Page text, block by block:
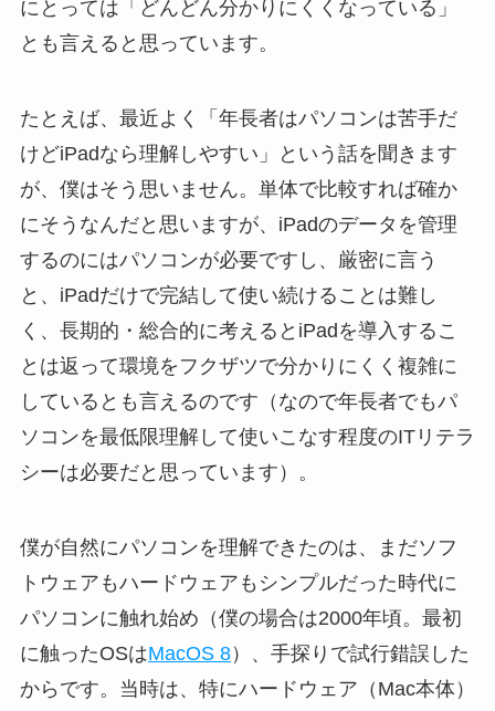
にとっては「どんどん分かりにくくなっている」
とも言えると思っています。
たとえば、最近よく「年長者はパソコンは苦手だ
けどiPadなら理解しやすい」という話を聞きます
が、僕はそう思いません。単体で比較すれば確か
にそうなんだと思いますが、iPadのデータを管理
するのにはパソコンが必要ですし、厳密に言う
と、iPadだけで完結して使い続けることは難し
く、長期的・総合的に考えるとiPadを導入するこ
とは返って環境をフクザツで分かりにくく複雑に
しているとも言えるのです（なので年長者でもパ
ソコンを最低限理解して使いこなす程度のITリテラ
シーは必要だと思っています）。
僕が自然にパソコンを理解できたのは、まだソフ
トウェアもハードウェアもシンプルだった時代に
パソコンに触れ始め（僕の場合は2000年頃。最初
に触ったOSはMacOS 8）、手探りで試行錯誤した
からです。当時は、特にハードウェア（Mac本体）